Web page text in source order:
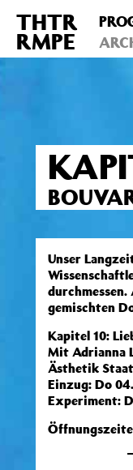
Deprecated : Die
includes/
THTR
RMPE
Unser
gemischten
Kapitel 10:
Mit Adrianna
Ästhetik
Einzug: Do
Experiment: